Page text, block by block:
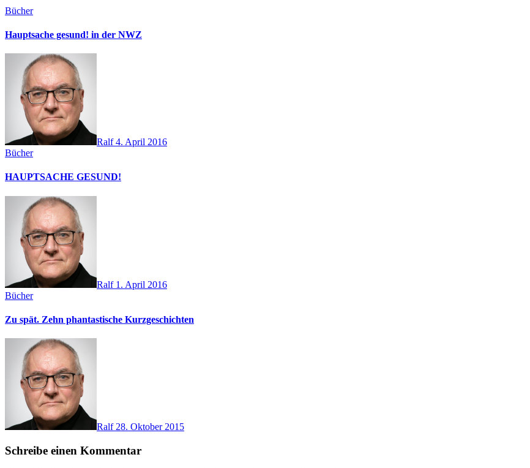
Bücher
Hauptsache gesund! in der NWZ
Ralf4. April 2016
Bücher
HAUPTSACHE GESUND!
Ralf 1. April 2016
Bücher
Zu spät. Zehn phantastische Kurzgeschichten
Ralf 28. Oktober 2015
Schreibe einen Kommentar